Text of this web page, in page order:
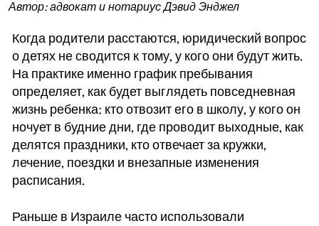
Автор: адвокат и нотариус Дэвид Энджел
Когда родители расстаются, юридический вопрос
о детях не сводится к тому, у кого они будут жить.
На практике именно график пребывания
определяет, как будет выглядеть повседневная
жизнь ребенка: кто отвозит его в школу, у кого он
ночует в будние дни, где проводит выходные, как
делятся праздники, кто отвечает за кружки,
лечение, поездки и внезапные изменения
расписания.
Раньше в Израиле часто использовали